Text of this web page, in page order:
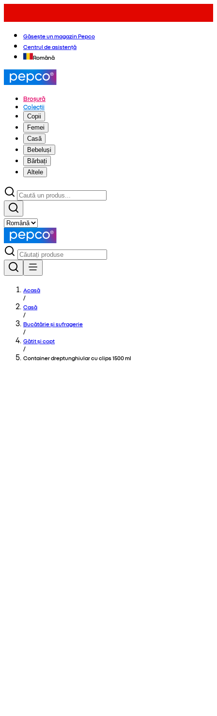
Găsește un magazin Pepco
Centrul de asistență
Română
Broșură
Colecții
Copii
Femei
Casă
Bebeluși
Bărbați
Altele
Acasă
/
Casă
/
Bucătărie și sufragerie
/
Gătit și copt
/
Container dreptunghiular cu clips 1500 ml